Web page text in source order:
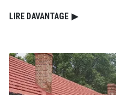
LIRE DAVANTAGE ▶